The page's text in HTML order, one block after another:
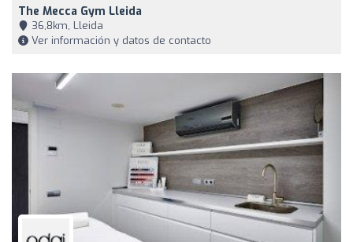
The Mecca Gym Lleida
36,8km, Lleida
Ver información y datos de contacto